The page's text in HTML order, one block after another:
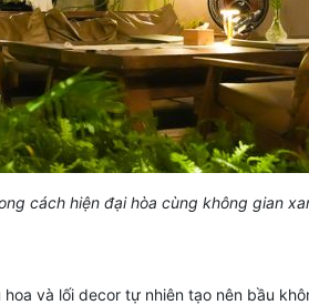
cách hiện đại hòa cùng không gian
và lối decor tự nhiên tạo nên bầu